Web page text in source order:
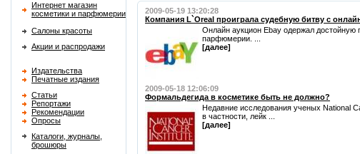
Интернет магазин
косметики и парфюмерии
Салоны красоты
Акции и распродажи
Издательства
Печатные издания
Статьи
Репортажи
Рекомендации
Опросы
Каталоги, журналы,
брошюры
2009-05-19 13:20:28
Компания L`Oreal проиграла судебную битву с
Онлайн аукцион Ebay одержал достойную
парфюмерии. ...
[далее]
2009-05-18 12:06:09
Формальдегида в косметике быть не должно?
Недавние исследования ученых National
в частности, лейк ...
[далее]